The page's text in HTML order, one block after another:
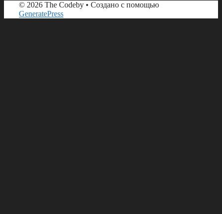
© 2026 The Codeby • Создано с помощью
GeneratePress